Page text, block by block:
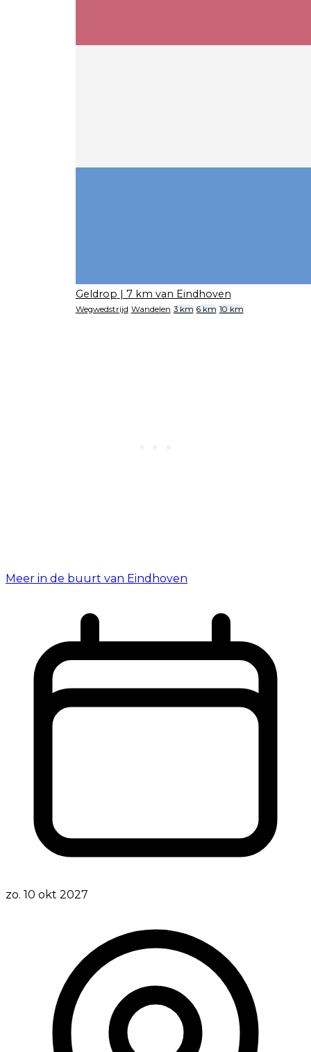
Geldrop | 7 km van Eindhoven
Wegwedstrijd Wandelen 3 km 6 km 10 km
Meer in de buurt van Eindhoven
zo. 10 okt 2027